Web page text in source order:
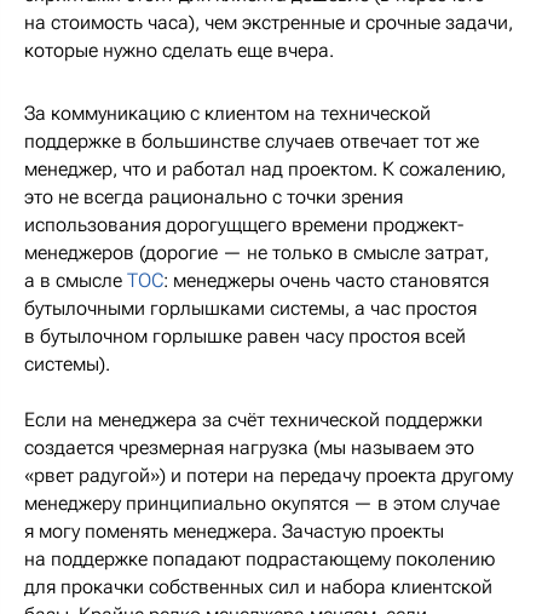
на стоимость часа), чем экстренные и срочные задачи,
которые нужно сделать еще вчера.
За коммуникацию с клиентом на технической
поддержке в большинстве случаев отвечает тот же
менеджер, что и работал над проектом. К сожалению,
это не всегда рационально с точки зрения
использования дорогущщего времени проджект-
менеджеров (дорогие — не только в смысле затрат,
а в смысле ТОС: менеджеры очень часто становятся
бутылочными горлышками системы, а час простоя
в бутылочном горлышке равен часу простоя всей
системы).
Если на менеджера за счёт технической поддержки
создается чрезмерная нагрузка (мы называем это
«рвет радугой») и потери на передачу проекта другому
менеджеру принципиально окупятся — в этом случае
я могу поменять менеджера. Зачастую проекты
на поддержке попадают подрастающему поколению
для прокачки собственных сил и набора клиентской